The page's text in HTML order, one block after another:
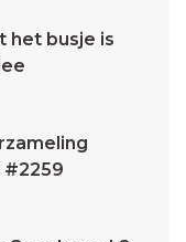
het busje is
#2259